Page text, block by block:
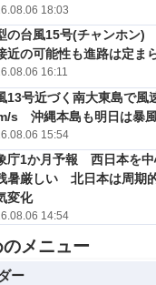
27
1m/s
26
1 m/s 1m/s
18:03
の台風15号(チャンホン)
近の可能性も進路は定ま
16:11
13号近づく南大東島で風
s 沖縄本島も明日は暴
15:54
庁1か月予報 西日本を中
暑厳しい 北日本は周期
変化
14:54
メニュー
ー